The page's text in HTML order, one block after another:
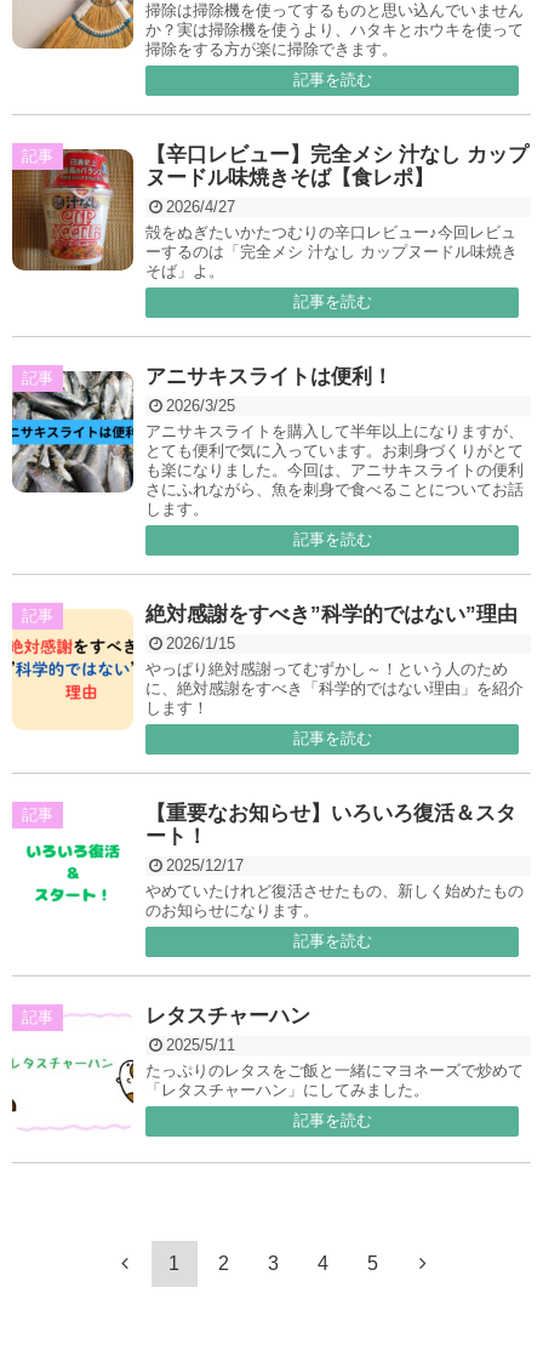
掃除は掃除機を使ってするものと思い込んでいません
か？実は掃除機を使うより、ハタキとホウキを使って
掃除をする方が楽に掃除できます。
記事を読む
【辛口レビュー】完全メシ 汁なし カップ
ヌードル味焼きそば【食レポ】
2026/4/27
記事
殻をぬぎたいかたつむりの辛口レビュー♪今回レビュ
ーするのは「完全メシ 汁なし カップヌードル味焼き
そば」よ。
記事を読む
アニサキスライトは便利！
2026/3/25
記事
アニサキスライトを購入して半年以上になりますが、
とても便利で気に入っています。お刺身づくりがとて
も楽になりました。今回は、アニサキスライトの便利
さにふれながら、魚を刺身で食べることについてお話
します。
記事を読む
絶対感謝をすべき”科学的ではない”理由
2026/1/15
記事
やっぱり絶対感謝ってむずかし～！という人のため
に、絶対感謝をすべき「科学的ではない理由」を紹介
します！
記事を読む
【重要なお知らせ】いろいろ復活＆スタ
ート！
2025/12/17
記事
やめていたけれど復活させたもの、新しく始めたもの
のお知らせになります。
記事を読む
レタスチャーハン
2025/5/11
記事
たっぷりのレタスをご飯と一緒にマヨネーズで炒めて
「レタスチャーハン」にしてみました。
記事を読む
1 2 3 4 5